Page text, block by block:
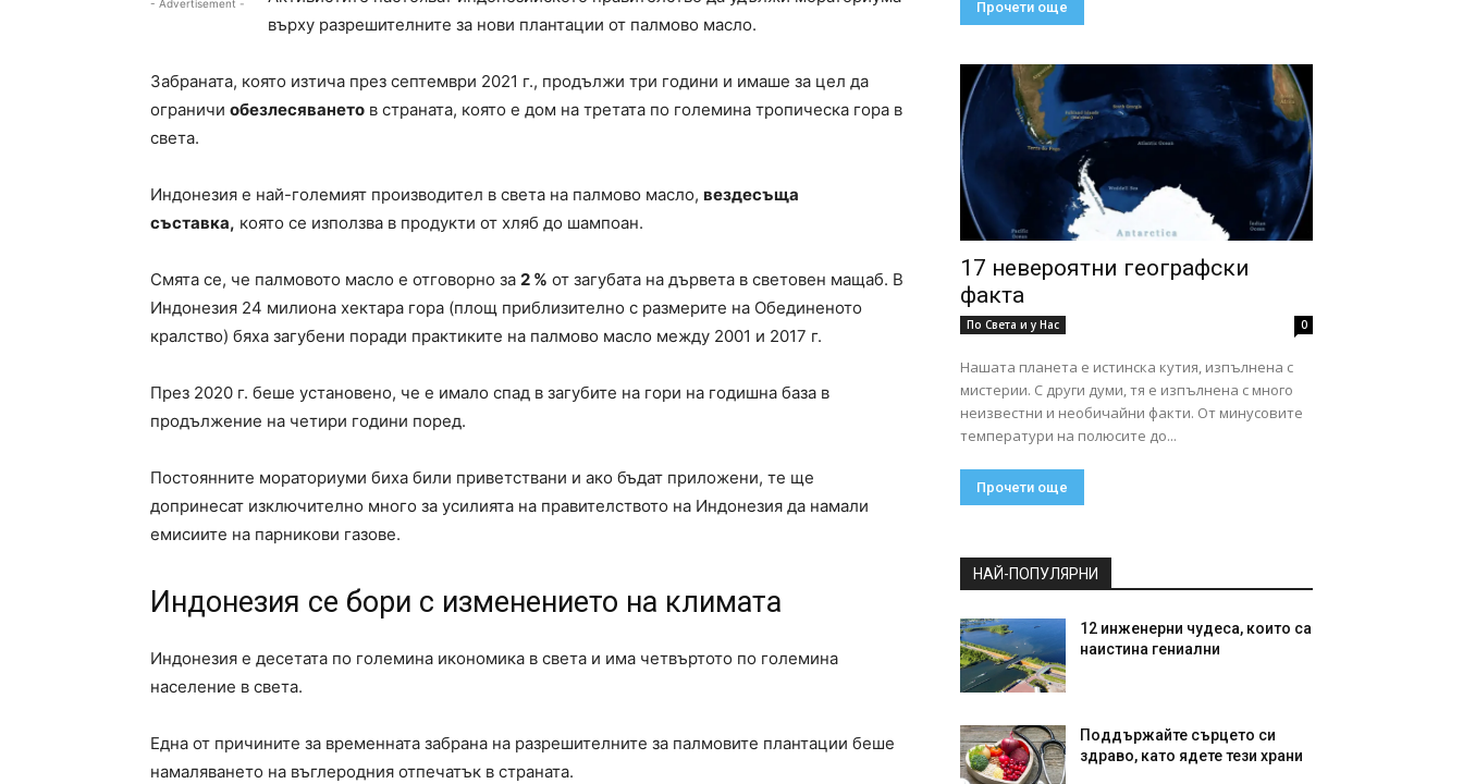
- Advertisement -
върху разрешителните за нови плантации от палмово масло.
Забраната, която изтича през септември 2021 г., продължи три години и имаше за цел да
ограничи обезлесяването в страната, която е дом на третата по големина тропическа гора в
света.
Индонезия е най-големият производител в света на палмово масло, вездесъща
съставка, която се използва в продукти от хляб до шампоан.
Смята се, че палмовото масло е отговорно за 2 % от загубата на дървета в световен мащаб. В
Индонезия 24 милиона хектара гора (площ приблизително с размерите на Обединеното
кралство) бяха загубени поради практиките на палмово масло между 2001 и 2017 г.
През 2020 г. беше установено, че е имало спад в загубите на гори на годишна база в
продължение на четири години поред.
Постоянните мораториуми биха били приветствани и ако бъдат приложени, те ще
допринесат изключително много за усилията на правителството на Индонезия да намали
емисиите на парникови газове.
Индонезия се бори с изменението на климата
Индонезия е десетата по големина икономика в света и има четвъртото по големина
население в света.
Една от причините за временната забрана на разрешителните за палмовите плантации беше
намаляването на въглеродния отпечатък в страната.
Прочети още
17 невероятни географски
факта
По Света и у Нас 0
Нашата планета е истинска кутия, изпълнена с
мистерии. С други думи, тя е изпълнена с много
неизвестни и необичайни факти. От минусовите
температури на полюсите до...
Прочети още
НАЙ-ПОПУЛЯРНИ
12 инженерни чудеса, които са
наистина гениални
Поддържайте сърцето си
здраво, като ядете тези храни